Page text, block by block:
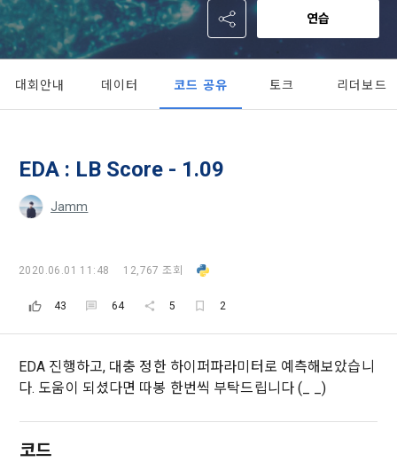
✕ MY XP
LEVEL 1 다음 레벨까지
이용약관
제 1 조 (목적)
본 약관은 데이콘 주식회사(이하 “회사”)와 “회원” 간에 정보 서
개인정보 처리방침
데이콘 개인정보 처리방침
마케팅 정보 수신 동의
1. 광고성 정보의 이용목적
연습
대회안내 데이터 코드 공유 토크 리더보드
EDA : LB Score - 1.09
Jamm
2020.06.01 11:48 12,767 조회
43 64 5 2
EDA 진행하고, 대충 정한 하이퍼파라미터로 예측해보았습니
다. 도움이 되셨다면 따봉 한번씩 부탁드립니다 (_ _)
코드